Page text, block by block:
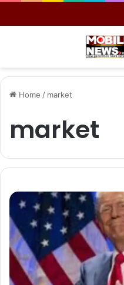
Home / market
market